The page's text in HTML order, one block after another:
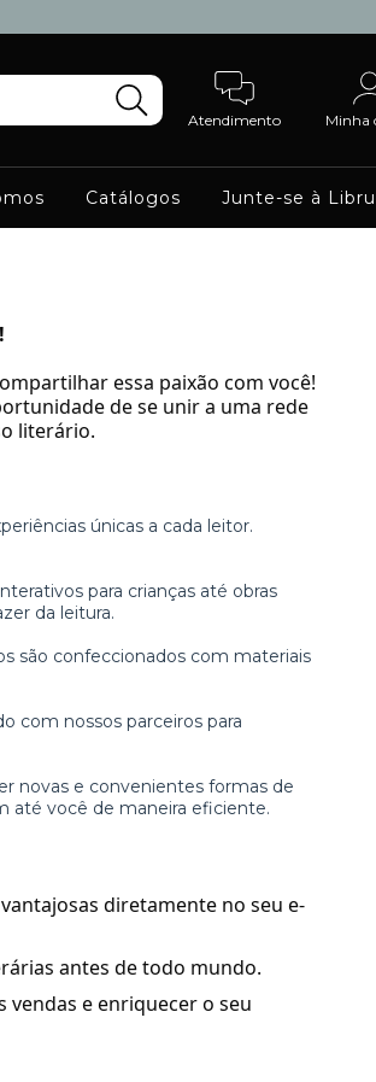
Atendimento Minha
Catálogos Junte-se à
essa paixão com você!
de se unir a uma rede
literário.
únicas a cada leitor.
para crianças até obras
da leitura.
são confeccionados com materiais
com nossos parceiros para
novas e convenientes formas de
até você de maneira eficiente.
diretamente no seu e-
antes de todo mundo.
e enriquecer o seu